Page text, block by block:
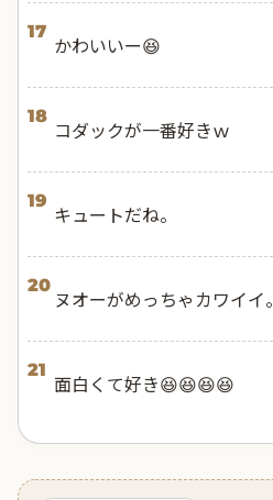
17
かわいいー😆
18
コダックが一番好きｗ
19
キュートだね。
20
ヌオーがめっちゃカワイイ。
21
面白くて好き😆😆😆😆